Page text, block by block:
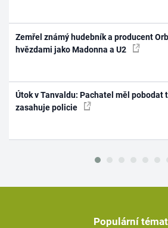
Zemřel známý hudebník a producent
hvězdami jako Madonna a U2
Útok v Tanvaldu: Pachatel měl pobodat
zasahuje policie
Populární